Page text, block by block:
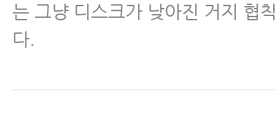
- 척추협착증 치료받을 때 뭘 믿고
협착증이 아닐 가능성이 매우 높
는 그냥 디스크가 낮아진 거지 협
다.